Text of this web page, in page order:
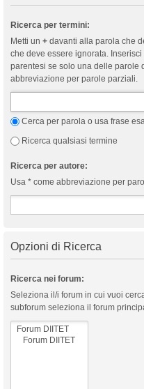
Ricerca per termini:
Metti un + davanti alla parola che
che deve essere ignorata.
parentesi se solo una delle parole
abbreviazione per parole parziali.
Cerca per parola o usa frase
Ricerca qualsiasi termine
Ricerca per autore:
Usa * come abbreviazione per
Opzioni di Ricerca
Ricerca nei forum:
Seleziona il/i forum in cui vuoi
subforum seleziona il forum